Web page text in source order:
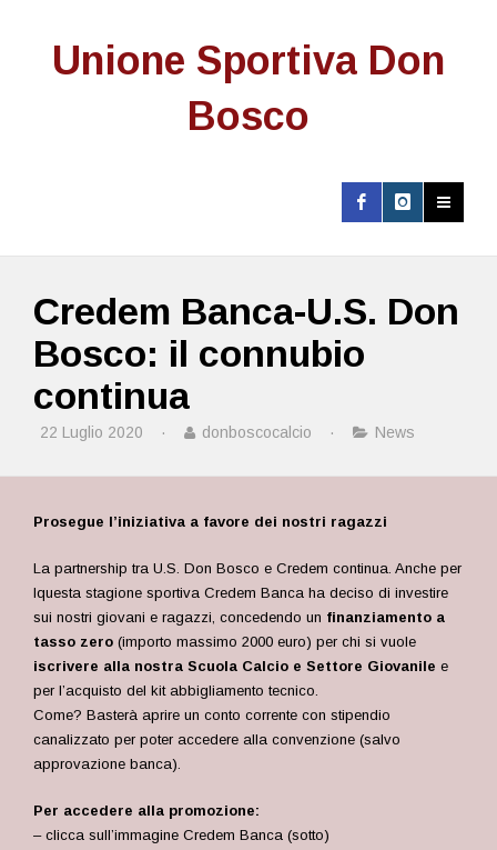
Unione Sportiva Don
Bosco
Credem Banca-U.S. Don
Bosco: il connubio
continua
22 Luglio 2020 · donboscocalcio · News
Prosegue l’iniziativa a favore dei nostri ragazzi
La partnership tra U.S. Don Bosco e Credem continua. Anche per
lquesta stagione sportiva Credem Banca ha deciso di investire
sui nostri giovani e ragazzi, concedendo un finanziamento a
tasso zero (importo massimo 2000 euro) per chi si vuole
iscrivere alla nostra Scuola Calcio e Settore Giovanile e
per l’acquisto del kit abbigliamento tecnico.
Come? Basterà aprire un conto corrente con stipendio
canalizzato per poter accedere alla convenzione (salvo
approvazione banca).
Per accedere alla promozione:
– clicca sull’immagine Credem Banca (sotto)